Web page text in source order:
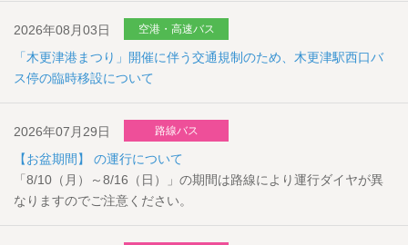
2026年08月03日 空港・高速バス
「木更津港まつり」開催に伴う交通規制のため、木更津駅西口バ
ス停の臨時移設について
2026年07月29日 路線バス
【お盆期間】 の運行について
「8/10（月）～8/16（日）」の期間は路線により運行ダイヤが異
なりますのでご注意ください。